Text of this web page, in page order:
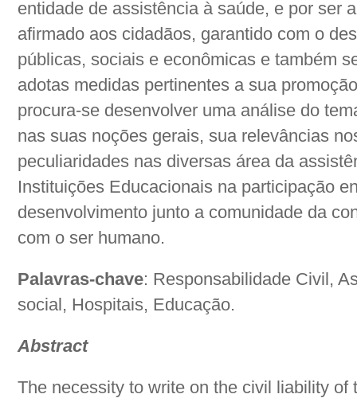
entidade de assistência à saúde, e por ser
afirmado aos cidadãos, garantido com o
públicas, sociais e econômicas e também
adotas medidas pertinentes a sua
procura-se desenvolver uma análise do
nas suas noções gerais, sua relevâncias
peculiaridades nas diversas área da
Instituições Educacionais na participação
desenvolvimento junto a comunidade da
com o ser humano.
Palavras-chave: Responsabilidade Civil,
social, Hospitais, Educação.
Abstract
The necessity to write on the civil liability of